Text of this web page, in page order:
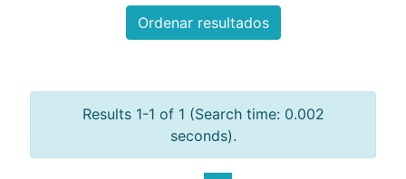
Ordenar resultados
Results 1-1 of 1 (Search time: 0.002
seconds).